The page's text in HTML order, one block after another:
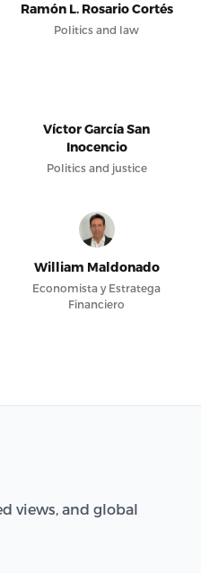
Ramón L. Rosario Cortés
Politics and law
Víctor García San
Inocencio
Politics and justice
William Maldonado
Economista y Estratega
Financiero
views, and global